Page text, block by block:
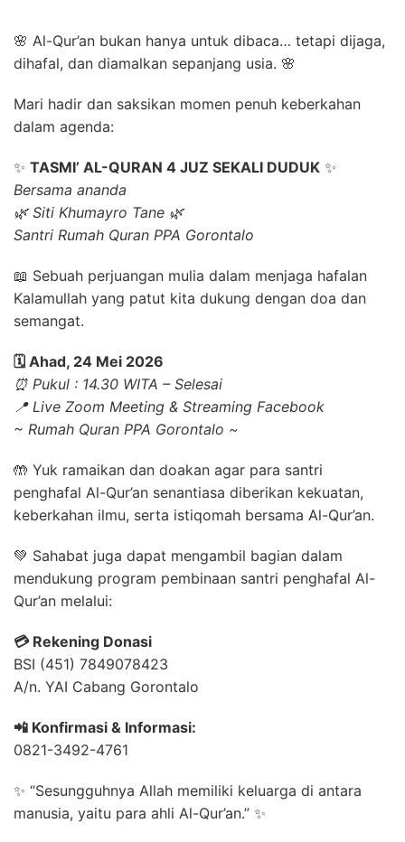
🌸 Al-Qur’an bukan hanya untuk dibaca… tetapi dijaga,
dihafal, dan diamalkan sepanjang usia. 🌸
Mari hadir dan saksikan momen penuh keberkahan
dalam agenda:
✨ TASMI’ AL-QURAN 4 JUZ SEKALI DUDUK ✨
Bersama ananda
🌿 Siti Khumayro Tane 🌿
Santri Rumah Quran PPA Gorontalo
📖 Sebuah perjuangan mulia dalam menjaga hafalan
Kalamullah yang patut kita dukung dengan doa dan
semangat.
🗓️ Ahad, 24 Mei 2026
⏰ Pukul : 14.30 WITA – Selesai
📍 Live Zoom Meeting & Streaming Facebook
~ Rumah Quran PPA Gorontalo ~
🤲 Yuk ramaikan dan doakan agar para santri
penghafal Al-Qur’an senantiasa diberikan kekuatan,
keberkahan ilmu, serta istiqomah bersama Al-Qur’an.
💚 Sahabat juga dapat mengambil bagian dalam
mendukung program pembinaan santri penghafal Al-
Qur’an melalui:
💳 Rekening Donasi
BSI (451) 7849078423
A/n. YAI Cabang Gorontalo
📲 Konfirmasi & Informasi:
0821-3492-4761
✨ “Sesungguhnya Allah memiliki keluarga di antara
manusia, yaitu para ahli Al-Qur’an.” ✨